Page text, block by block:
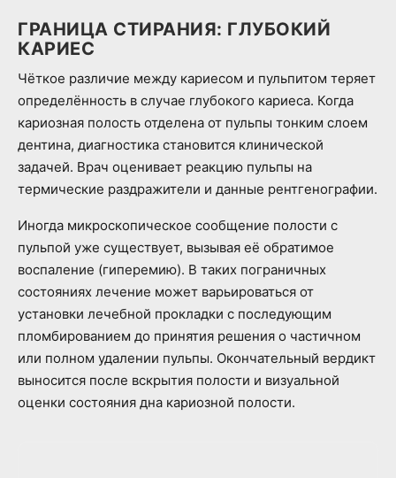
ГРАНИЦА СТИРАНИЯ: ГЛУБОКИЙ
КАРИЕС
Чёткое различие между кариесом и пульпитом теряет
определённость в случае глубокого кариеса. Когда
кариозная полость отделена от пульпы тонким слоем
дентина, диагностика становится клинической
задачей. Врач оценивает реакцию пульпы на
термические раздражители и данные рентгенографии.
Иногда микроскопическое сообщение полости с
пульпой уже существует, вызывая её обратимое
воспаление (гиперемию). В таких пограничных
состояниях лечение может варьироваться от
установки лечебной прокладки с последующим
пломбированием до принятия решения о частичном
или полном удалении пульпы. Окончательный вердикт
выносится после вскрытия полости и визуальной
оценки состояния дна кариозной полости.